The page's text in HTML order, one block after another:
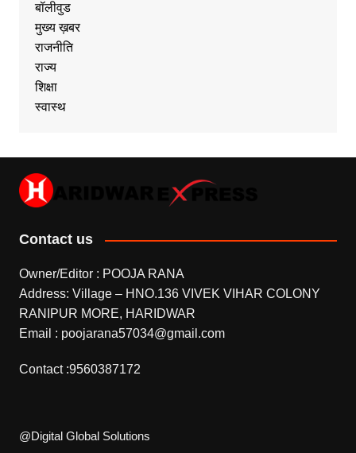
बॉलीवुड
मुख्य ख़बर
राजनीति
राज्य
शिक्षा
स्वास्थ
Contact us
Owner/Editor : POOJA RANA
Address: Village – HNO.136 VIVEK VIHAR COLONY
RANIPUR MORE, HARIDWAR
Email : poojarana57034@gmail.com
Contact :9560387172
@Digital Global Solutions